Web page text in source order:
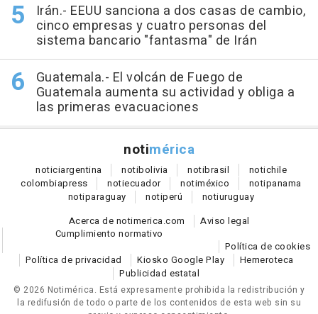
Irán.- EEUU sanciona a dos casas de cambio,
cinco empresas y cuatro personas del
sistema bancario "fantasma" de Irán
Guatemala.- El volcán de Fuego de
Guatemala aumenta su actividad y obliga a
las primeras evacuaciones
notimérica
noticiargentina notibolivia notibrasil notichile
colombiapress notiecuador notiméxico notipanama
notiparaguay notiperú notiuruguay
Acerca de notimerica.com
Aviso legal
Cumplimiento normativo
Política de cookies
Política de privacidad
Kiosko Google Play
Hemeroteca
Publicidad estatal
© 2026 Notimérica. Está expresamente prohibida la redistribución y
la redifusión de todo o parte de los contenidos de esta web sin su